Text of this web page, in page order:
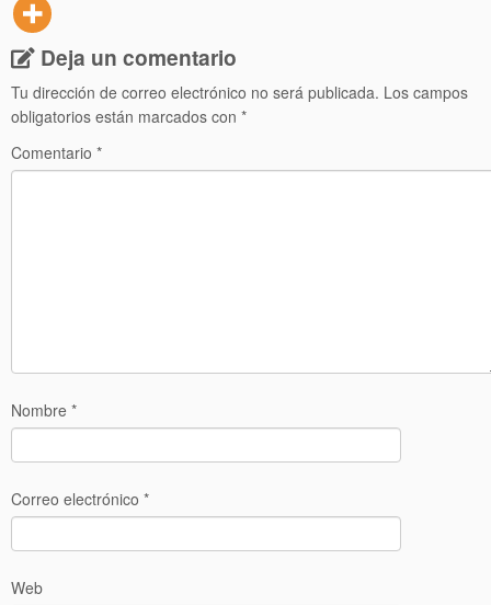
Deja un comentario
Tu dirección de correo electrónico no será publicada. Los campos
obligatorios están marcados con *
Comentario *
Nombre *
Correo electrónico *
Web